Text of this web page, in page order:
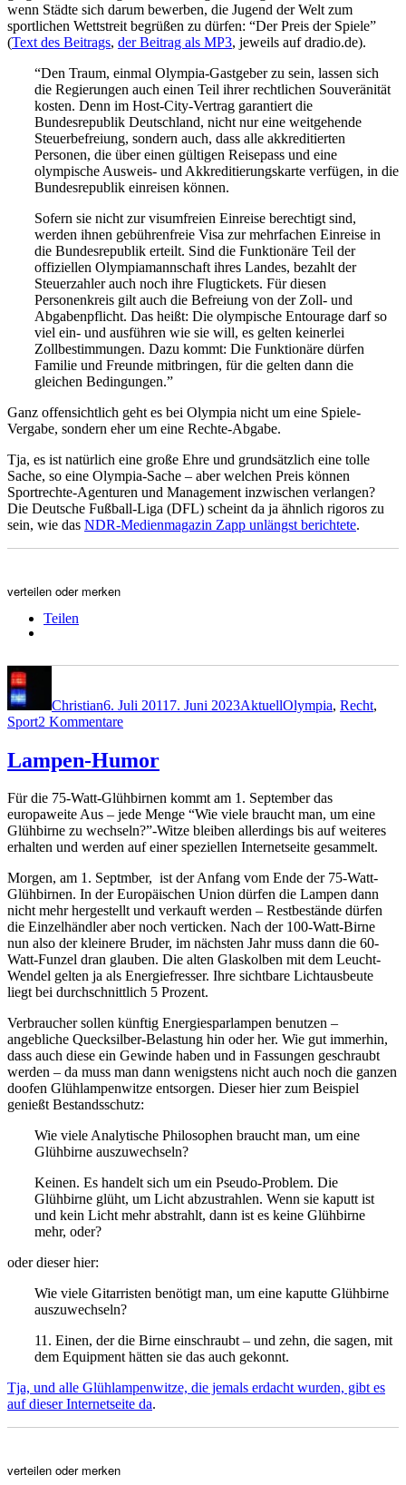
wenn Städte sich darum bewerben, die Jugend der Welt zum
sportlichen Wettstreit begrüßen zu dürfen: “Der Preis der Spiele”
(Text des Beitrags, der Beitrag als MP3, jeweils auf dradio.de).
“Den Traum, einmal Olympia-Gastgeber zu sein, lassen sich
die Regierungen auch einen Teil ihrer rechtlichen Souveränität
kosten. Denn im Host-City-Vertrag garantiert die
Bundesrepublik Deutschland, nicht nur eine weitgehende
Steuerbefreiung, sondern auch, dass alle akkreditierten
Personen, die über einen gültigen Reisepass und eine
olympische Ausweis- und Akkreditierungskarte verfügen, in die
Bundesrepublik einreisen können.
Sofern sie nicht zur visumfreien Einreise berechtigt sind,
werden ihnen gebührenfreie Visa zur mehrfachen Einreise in
die Bundesrepublik erteilt. Sind die Funktionäre Teil der
offiziellen Olympiamannschaft ihres Landes, bezahlt der
Steuerzahler auch noch ihre Flugtickets. Für diesen
Personenkreis gilt auch die Befreiung von der Zoll- und
Abgabenpflicht. Das heißt: Die olympische Entourage darf so
viel ein- und ausführen wie sie will, es gelten keinerlei
Zollbestimmungen. Dazu kommt: Die Funktionäre dürfen
Familie und Freunde mitbringen, für die gelten dann die
gleichen Bedingungen.”
Ganz offensichtlich geht es bei Olympia nicht um eine Spiele-
Vergabe, sondern eher um eine Rechte-Abgabe.
Tja, es ist natürlich eine große Ehre und grundsätzlich eine tolle
Sache, so eine Olympia-Sache – aber welchen Preis können
Sportrechte-Agenturen und Management inzwischen verlangen?
Die Deutsche Fußball-Liga (DFL) scheint da ja ähnlich rigoros zu
sein, wie das NDR-Medienmagazin Zapp unlängst berichtete.
verteilen oder merken
Teilen
Christian6. Juli 2011 7. Juni 2023AktuellOlympia, Recht,
Sport2 Kommentarezu
Lampen-Humor
Für die 75-Watt-Glühbirnen kommt am 1. September das
europaweite Aus – jede Menge “Wie viele braucht man, um eine
Glühbirne zu wechseln?”-Witze bleiben allerdings bis auf weiteres
erhalten und werden auf einer speziellen Internetseite gesammelt.
Morgen, am 1. Septmber, ist der Anfang vom Ende der 75-Watt-
Glühbirnen. In der Europäischen Union dürfen die Lampen dann
nicht mehr hergestellt und verkauft werden – Restbestände dürfen
die Einzelhändler aber noch verticken. Nach der 100-Watt-Birne
nun also der kleinere Bruder, im nächsten Jahr muss dann die 60-
Watt-Funzel dran glauben. Die alten Glaskolben mit dem Leucht-
Wendel gelten ja als Energiefresser. Ihre sichtbare Lichtausbeute
liegt bei durchschnittlich 5 Prozent.
Verbraucher sollen künftig Energiesparlampen benutzen –
angebliche Quecksilber-Belastung hin oder her. Wie gut immerhin,
dass auch diese ein Gewinde haben und in Fassungen geschraubt
werden – da muss man dann wenigstens nicht auch noch die ganzen
doofen Glühlampenwitze entsorgen. Dieser hier zum Beispiel
genießt Bestandsschutz:
Wie viele Analytische Philosophen braucht man, um eine
Glühbirne auszuwechseln?
Keinen. Es handelt sich um ein Pseudo-Problem. Die
Glühbirne glüht, um Licht abzustrahlen. Wenn sie kaputt ist
und kein Licht mehr abstrahlt, dann ist es keine Glühbirne
mehr, oder?
oder dieser hier:
Wie viele Gitarristen benötigt man, um eine kaputte Glühbirne
auszuwechseln?
11. Einen, der die Birne einschraubt – und zehn, die sagen, mit
dem Equipment hätten sie das auch gekonnt.
Tja, und alle Glühlampenwitze, die jemals erdacht wurden, gibt es
auf dieser Internetseite da.
verteilen oder merken